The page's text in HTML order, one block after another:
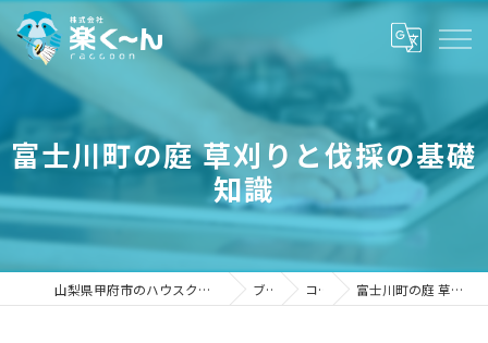
富士川町の庭 草刈りと伐採の基礎
知識
山梨県甲府市のハウスクリーニングなら株式会社楽く～ん ブログ コラム 富士川町の庭 草刈りと伐採の基礎知識